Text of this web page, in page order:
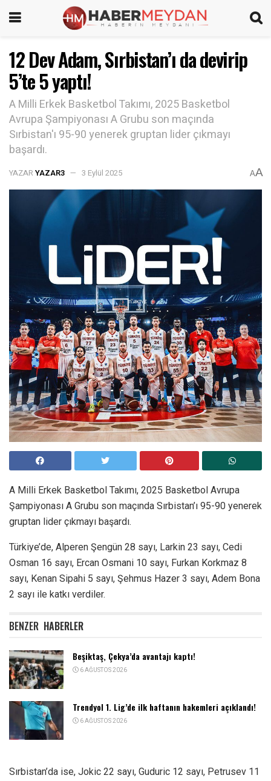
12 Dev Adam, Sırbistan’ı da devirip
5’te 5 yaptı!
A Milli Erkek Basketbol Takımı, 2025 Basketbol
Avrupa Şampiyonası A Grubu son maçında
Sırbistan'ı 95-90 yenerek gruptan lider çıkmayı
başardı.
YAZAR YAZAR3 3 Eylül 2025 AA
A Milli Erkek Basketbol Takımı, 2025 Basketbol Avrupa
Şampiyonası A Grubu son maçında Sırbistan’ı 95-90 yenerek
gruptan lider çıkmayı başardı.
Türkiye’de, Alperen Şengün 28 sayı, Larkin 23 sayı, Cedi
Osman 16 sayı, Ercan Osmani 10 sayı, Furkan Korkmaz 8
sayı, Kenan Sipahi 5 sayı, Şehmus Hazer 3 sayı, Adem Bona
2 sayı ile katkı verdiler.
BENZER HABERLER
Beşiktaş, Çekya’da avantajı kaptı!
6 AĞUSTOS 2026
Trendyol 1. Lig’de ilk haftanın hakemleri açıklandı!
6 AĞUSTOS 2026
Sırbistan’da ise, Jokic 22 sayı, Guduric 12 sayı, Petrusev 11